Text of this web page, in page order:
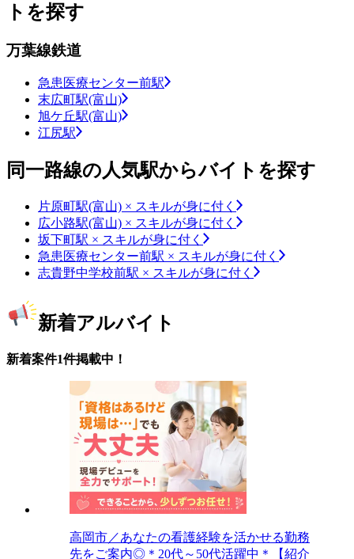
トを探す
万葉線鉄道
急患医療センター前駅
末広町駅(富山)
旭ケ丘駅(富山)
江尻駅
同一路線の人気駅からバイトを探す
片原町駅(富山) × スキルが身に付く
広小路駅(富山) × スキルが身に付く
坂下町駅 × スキルが身に付く
急患医療センター前駅 × スキルが身に付く
志貴野中学校前駅 × スキルが身に付く
新着アルバイト
新着案件1件掲載中！
高岡市／あなたの看護経験を活かせる勤務
先をご案内◎＊20代～50代活躍中＊【紹介